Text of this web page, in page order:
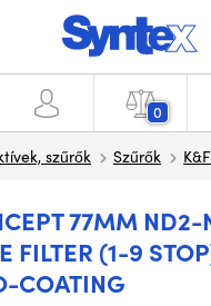
0
szűrők Szűrők
77MM
FILTER (1-9
COATING